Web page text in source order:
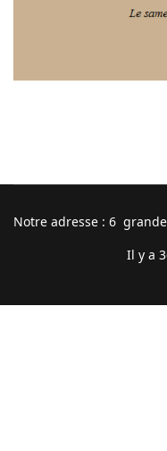
Notre adresse : 6 grande
Il y a